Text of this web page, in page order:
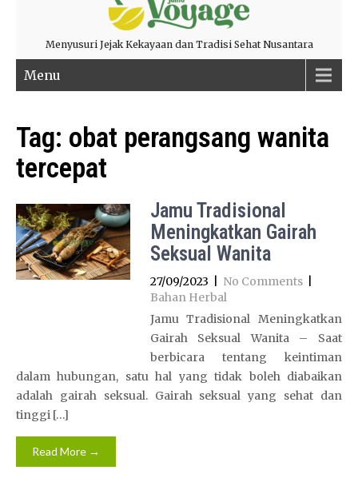
Menyusuri Jejak Kekayaan dan Tradisi Sehat Nusantara
Menu
Tag: obat perangsang wanita
tercepat
Jamu Tradisional
Meningkatkan Gairah
Seksual Wanita
27/09/2023 No Comments
Bahan Herbal
Jamu Tradisional Meningkatkan
Gairah Seksual Wanita – Saat
berbicara tentang keintiman
dalam hubungan, satu hal yang tidak boleh diabaikan
adalah gairah seksual. Gairah seksual yang sehat dan
tinggi […]
Read More →